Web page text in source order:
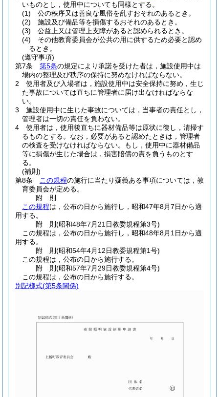
いものとし，使用中についても同様とする。
(1)
公の秩序又は善良な風俗を乱すおそれのあるとき。
(2)
施設及び備品等を損傷するおそれのあるとき。
(3)
公益上又は管理上支障があると認められるとき。
(4)
その他教育委員会が公共の用に供するため必要と認め
るとき。
(遵守事項)
第7条
第5条の規定により承諾を受けた者は，施設使用中は
場内の整理及び秩序の保持に努めなければならない。
2
使用者及び入場者は，施設使用中は安全保持に努め，生じ
た事故については直ちに管理者に届け出なければならな
い。
3
施設使用中に生じた事故については，当事者の責任とし，
管理者は一切の責任を負わない。
4
使用者は，使用後直ちに器材備品等は原状に復し，清掃す
るものとする。 なお，必要があると認めたときは，管理者
の検査を受けなければならない。
もし，使用中に器材備品
等に損傷が生じた場合は，損害賠償の責を負うものとす
る。
(補則)
第8条
この規程の施行に当たり疑義ある事項については，教
育委員会が定める。
附 則
この規程は，公布の日から施行し，昭和47年8月7日から適
用する。
附 則(昭和48年7月21日教委規程第3号)
この規程は，公布の日から施行し，昭和48年8月1日から適
用する。
附 則(昭和54年4月12日教委規程第1号)
この規程は，公布の日から施行する。
附 則(昭和57年7月29日教委規程第4号)
この規程は，公布の日から施行する。
別記様式(第5条関係)